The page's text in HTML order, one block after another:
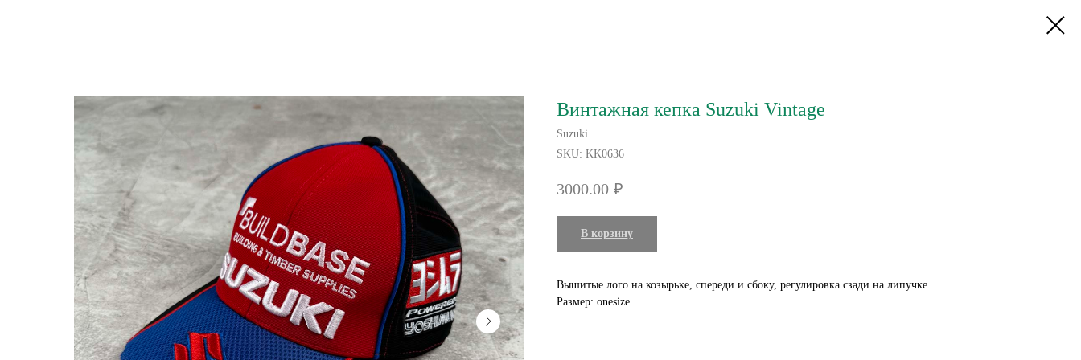
Винтажная кепка Suzuki Vintage
Suzuki
SKU: KK0636
3000.00 ₽
В корзину
Вышитые лого на козырьке, спереди и сбоку, регулировка сзади на липучке
Размер: onesize